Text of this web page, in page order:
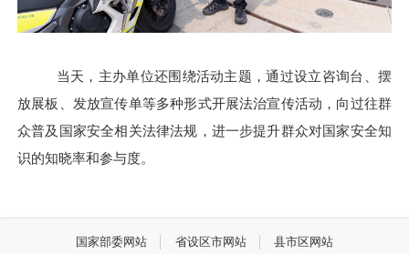
当天，主办单位还围绕活动主题，通过设立咨询台、摆
放展板、发放宣传单等多种形式开展法治宣传活动，向过往群
众普及国家安全相关法律法规，进一步提升群众对国家安全知
识的知晓率和参与度。
国家部委网站 省设区市网站 县市区网站